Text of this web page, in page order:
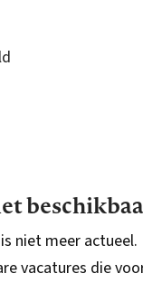
niet meer
vacatures die